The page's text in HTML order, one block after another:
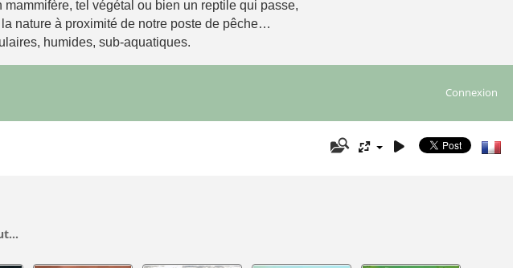
tel végétal ou bien un reptile qui passe,
nature à proximité de notre poste de pêche…
humides, sub-aquatiques.
Connexion